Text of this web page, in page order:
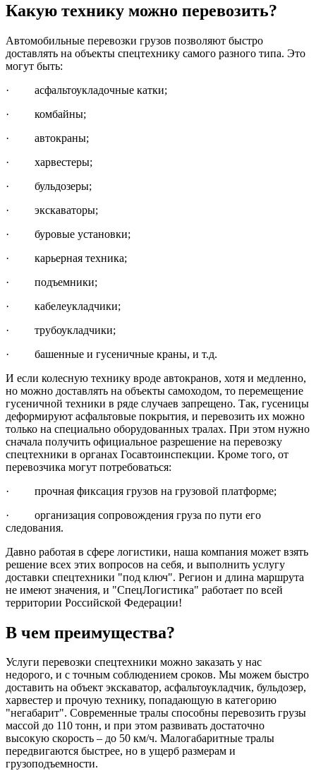
Какую технику можно перевозить?
Автомобильные перевозки грузов позволяют быстро
доставлять на объекты спецтехнику самого разного типа. Это
могут быть:
· асфальтоукладочные катки;
· комбайны;
· автокраны;
· харвестеры;
· бульдозеры;
· экскаваторы;
· буровые установки;
· карьерная техника;
· подъемники;
· кабелеукладчики;
· трубоукладчики;
· башенные и гусеничные краны, и т.д.
И если колесную технику вроде автокранов, хотя и медленно,
но можно доставлять на объекты самоходом, то перемещение
гусеничной техники в ряде случаев запрещено. Так, гусеницы
деформируют асфальтовые покрытия, и перевозить их можно
только на специально оборудованных тралах. При этом нужно
сначала получить официальное разрешение на перевозку
спецтехники в органах Госавтоинспекции. Кроме того, от
перевозчика могут потребоваться:
· прочная фиксация грузов на грузовой платформе;
· организация сопровождения груза по пути его
следования.
Давно работая в сфере логистики, наша компания может взять
решение всех этих вопросов на себя, и выполнить услугу
доставки спецтехники "под ключ". Регион и длина маршрута
не имеют значения, и "СпецЛогистика" работает по всей
территории Российской Федерации!
В чем преимущества?
Услуги перевозки спецтехники можно заказать у нас
недорого, и с точным соблюдением сроков. Мы можем быстро
доставить на объект экскаватор, асфальтоукладчик, бульдозер,
харвестер и прочую технику, попадающую в категорию
"негабарит". Современные тралы способны перевозить грузы
массой до 110 тонн, и при этом развивать достаточно
высокую скорость – до 50 км/ч. Малогабаритные тралы
передвигаются быстрее, но в ущерб размерам и
грузоподъемности.